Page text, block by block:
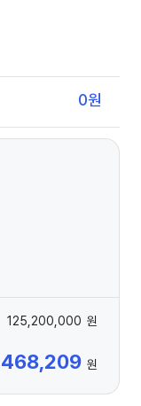
0원
125,200,000 원
원